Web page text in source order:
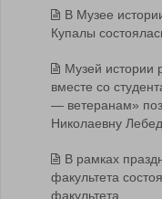
В Музее
Купалы
Музей истории
вместе со
— ветеранам»
Николаевну
В рамках
факультета
факультета